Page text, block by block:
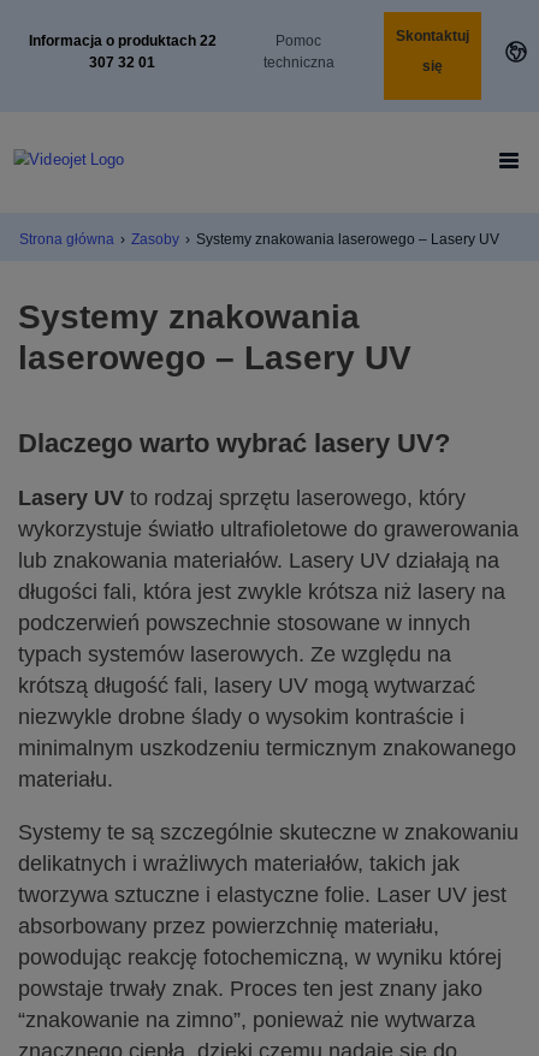
Informacja o produktach 22
307 32 01
Pomoc
techniczna
Skontaktuj
się
Strona główna › Zasoby › Systemy znakowania laserowego – Lasery UV
Systemy znakowania
laserowego – Lasery UV
Dlaczego warto wybrać lasery UV?
Lasery UV to rodzaj sprzętu laserowego, który
wykorzystuje światło ultrafioletowe do grawerowania
lub znakowania materiałów. Lasery UV działają na
długości fali, która jest zwykle krótsza niż lasery na
podczerwień powszechnie stosowane w innych
typach systemów laserowych. Ze względu na
krótszą długość fali, lasery UV mogą wytwarzać
niezwykle drobne ślady o wysokim kontraście i
minimalnym uszkodzeniu termicznym znakowanego
materiału.
Systemy te są szczególnie skuteczne w znakowaniu
delikatnych i wrażliwych materiałów, takich jak
tworzywa sztuczne i elastyczne folie. Laser UV jest
absorbowany przez powierzchnię materiału,
powodując reakcję fotochemiczną, w wyniku której
powstaje trwały znak. Proces ten jest znany jako
“znakowanie na zimno”, ponieważ nie wytwarza
znacznego ciepła, dzięki czemu nadaje się do